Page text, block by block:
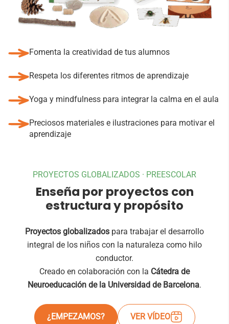
Fomenta la creatividad de tus alumnos
Respeta los diferentes ritmos de aprendizaje
Yoga y mindfulness para integrar la calma en el aula
Preciosos materiales e ilustraciones para motivar el
aprendizaje
PROYECTOS GLOBALIZADOS · PREESCOLAR
Enseña por proyectos con
estructura y propósito
Proyectos globalizados para trabajar el desarrollo
integral de los niños con la naturaleza como hilo
conductor.
Creado en colaboración con la Cátedra de
Neuroeducación de la Universidad de Barcelona.
¿EMPEZAMOS? VER VÍDEO